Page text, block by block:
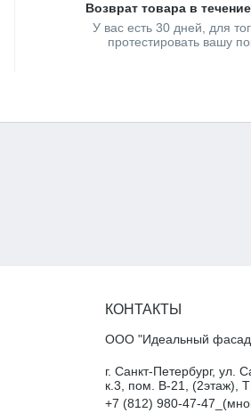
Возврат товара в
У вас есть 30 дней, для
протестировать вашу
КОНТАКТЫ
ООО "Идеальный
г. Санкт-Петербург, ул.
к.3, пом. В-21, (2этаж),
+7 (812) 980-47-